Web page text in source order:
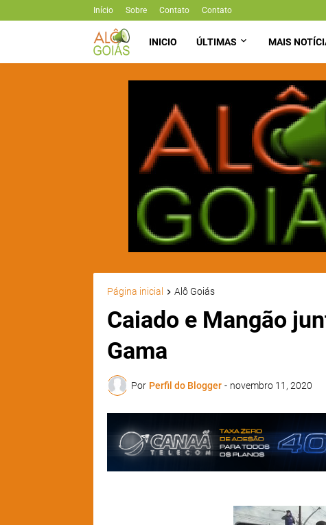
Início Sobre Contato Contato
INICIO ÚLTIMAS MAIS
Página inicial Alô Goiás
Caiado e Mangão
Gama
Por Perfil do Blogger - novembro 11, 2020